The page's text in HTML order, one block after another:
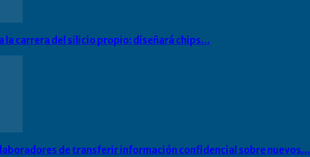
la carrera del silicio propio: diseñará chips…
de transferir información confidencial sobre nuevos…